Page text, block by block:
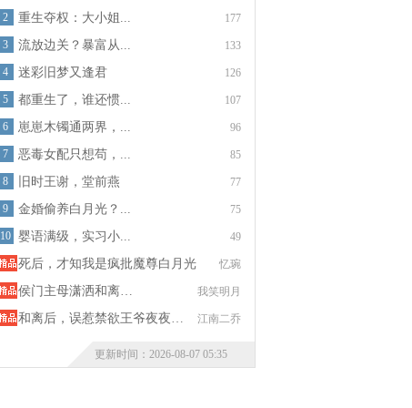
177
2 重生夺权：大小姐...
133
3 流放边关？暴富从...
126
4 迷彩旧梦又逢君
107
5 都重生了，谁还惯...
96
6 崽崽木镯通两界，...
85
7 恶毒女配只想苟，...
77
8 旧时王谢，堂前燕
75
9 金婚偷养白月光？...
49
10 婴语满级，实习小...
忆琬
死后，才知我是疯批魔尊白月光
我笑明月
侯门主母潇洒和离…
江南二乔
和离后，误惹禁欲王爷夜夜…
更新时间：2026-08-07 05:35